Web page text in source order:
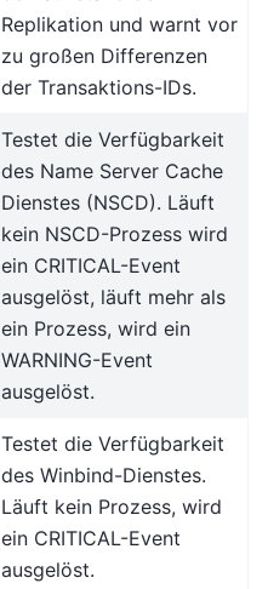
Replikation und warnt vor
zu großen Differenzen
der Transaktions-IDs.
Testet die Verfügbarkeit
des Name Server Cache
Dienstes (NSCD). Läuft
kein NSCD-Prozess wird
ein CRITICAL-Event
ausgelöst, läuft mehr als
ein Prozess, wird ein
WARNING-Event
ausgelöst.
Testet die Verfügbarkeit
des Winbind-Dienstes.
Läuft kein Prozess, wird
ein CRITICAL-Event
ausgelöst.